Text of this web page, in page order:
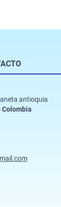
antioquia
Colombia